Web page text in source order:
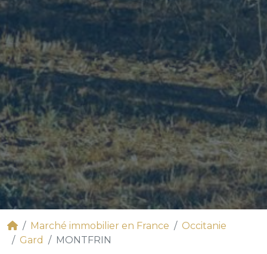
Marché immobilier en France
Occitanie
Gard
MONTFRIN